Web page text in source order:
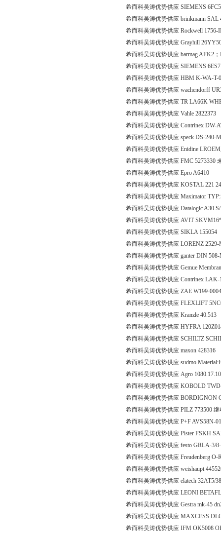
希而科吴涛优势供应 SIEMENS
希而科吴涛优势供应 brinkmann SAL
希而科吴涛优势供应 Rockwell
希而科吴涛优势供应 Grayhill
希而科吴涛优势供应 barmag AFK2
希而科吴涛优势供应 SIEMENS
希而科吴涛优势供应 HBM K-WA-T-
希而科吴涛优势供应 wachendorff
希而科吴涛优势供应 TR LA66K
希而科吴涛优势供应 Vahle 2822373
希而科吴涛优势供应 Contrinex DW-
希而科吴涛优势供应 speck DS-240-
希而科吴涛优势供应 Enidine
希而科吴涛优势供应 FMC 5273330
希而科吴涛优势供应 Epro A6410
希而科吴涛优势供应 KOSTAL 221
希而科吴涛优势供应 Maximator
希而科吴涛优势供应 Datalogic A30
希而科吴涛优势供应 AVIT
希而科吴涛优势供应 SIKLA 155054
希而科吴涛优势供应 LORENZ
希而科吴涛优势供应 ganter DIN
希而科吴涛优势供应 Gemue
希而科吴涛优势供应 Contrinex LAK-
希而科吴涛优势供应 ZAE W199-
希而科吴涛优势供应 FLEXLIFT
希而科吴涛优势供应 Kranzle 40.513
希而科吴涛优势供应 HYFRA
希而科吴涛优势供应 SCHILTZ
希而科吴涛优势供应 maxon 428316
希而科吴涛优势供应 sudmo
希而科吴涛优势供应 Agro
希而科吴涛优势供应 KOBOLD
希而科吴涛优势供应 BORDIGNON
希而科吴涛优势供应 PILZ 773500 继
希而科吴涛优势供应 P+F AVS58N-
希而科吴涛优势供应 Pister FSKH
希而科吴涛优势供应 festo GRLA-3/
希而科吴涛优势供应 Freudenberg
希而科吴涛优势供应 weishaupt
希而科吴涛优势供应 elatech 32AT5/
希而科吴涛优势供应 LEONI
希而科吴涛优势供应 Gestra mk-45
希而科吴涛优势供应 MAXCESS
希而科吴涛优势供应 IFM OK5008